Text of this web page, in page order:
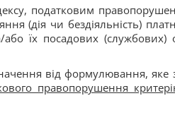
податковим
(дія чи бездіяльність)
їх посадових (службових)
від формулювання, яке
правопорушення